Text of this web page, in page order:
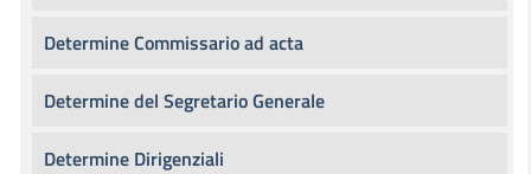
Determine Commissario ad acta
Determine del Segretario Generale
Determine Dirigenziali